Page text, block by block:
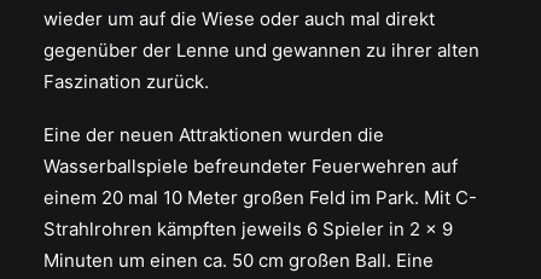
wieder um auf die Wiese oder auch mal direkt
gegenüber der Lenne und gewannen zu ihrer alten
Faszination zurück.
Eine der neuen Attraktionen wurden die
Wasserballspiele befreundeter Feuerwehren auf
einem 20 mal 10 Meter großen Feld im Park. Mit C-
Strahlrohren kämpften jeweils 6 Spieler in 2 x 9
Minuten um einen ca. 50 cm großen Ball. Eine